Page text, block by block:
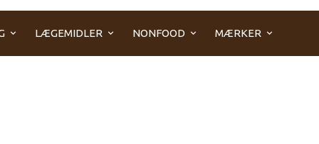
LÆGEMIDLER NONFOOD MÆRKER